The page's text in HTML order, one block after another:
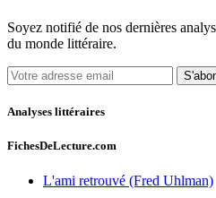
Soyez notifié de nos dernières
du monde littéraire.
Analyses littéraires
FichesDeLecture.com
L'ami retrouvé (Fred Uhlman)